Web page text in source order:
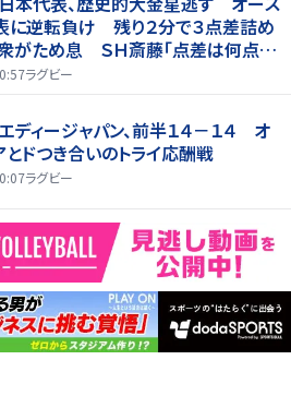
に逆転負け 残り２分で３点差詰め
がため息 ＳＨ斎藤「点差は何点で
」…前半にＳＯ伊藤龍が先制トライ、
ラグビー
エディージャパン、前半１４－１４ オ
とドつき合いのトライ応酬戦
ラグビー